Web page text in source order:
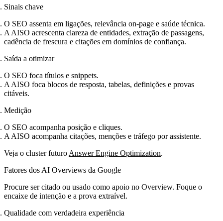
Sinais chave
O SEO assenta em ligações, relevância on‑page e saúde técnica.
A AISO acrescenta clareza de entidades, extração de passagens,
cadência de frescura e citações em domínios de confiança.
Saída a otimizar
O SEO foca títulos e snippets.
A AISO foca blocos de resposta, tabelas, definições e provas
citáveis.
Medição
O SEO acompanha posição e cliques.
A AISO acompanha citações, menções e tráfego por assistente.
Veja o cluster futuro Answer Engine Optimization.
Fatores dos AI Overviews da Google
Procure ser citado ou usado como apoio no Overview. Foque o
encaixe de intenção e a prova extraível.
Qualidade com verdadeira experiência